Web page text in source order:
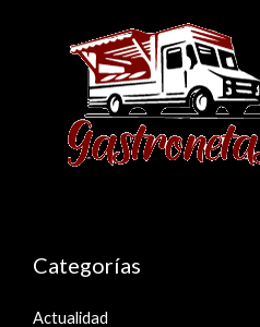
Categorías
Actualidad